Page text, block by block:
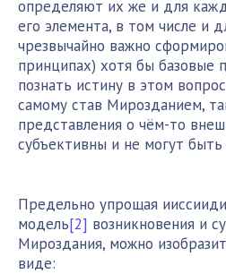
определяют их же и для
его элемента, в том числе и
чрезвычайно важно
принципах) хотя бы базовые
познать истину в этом
самому став Мирозданием,
представления о чём-то
субъективны и не могут
Предельно упрощая
модель[2] возникновения и
Мироздания, можно
виде: